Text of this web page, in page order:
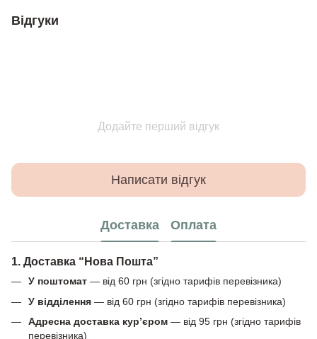
Відгуки
Додайте перший відгук
Написати відгук
Доставка Оплата
1. Доставка “Нова Пошта”
У поштомат — від 60 грн (згідно тарифів перевізника)
У відділення — від 60 грн (згідно тарифів перевізника)
Адресна доставка кур’єром — від 95 грн (згідно тарифів
перевізника)